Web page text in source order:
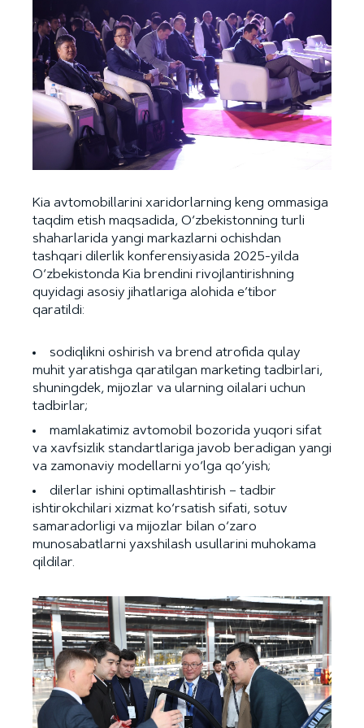
Kia avtomobillarini xaridorlarning keng ommasiga
taqdim etish maqsadida, O‘zbekistonning turli
shaharlarida yangi markazlarni ochishdan
tashqari dilerlik konferensiyasida 2025-yilda
O‘zbekistonda Kia brendini rivojlantirishning
quyidagi asosiy jihatlariga alohida e’tibor
qaratildi:
sodiqlikni oshirish va brend atrofida qulay
muhit yaratishga qaratilgan marketing tadbirlari,
shuningdek, mijozlar va ularning oilalari uchun
tadbirlar;
mamlakatimiz avtomobil bozorida yuqori sifat
va xavfsizlik standartlariga javob beradigan yangi
va zamonaviy modellarni yo‘lga qo‘yish;
dilerlar ishini optimallashtirish – tadbir
ishtirokchilari xizmat ko‘rsatish sifati, sotuv
samaradorligi va mijozlar bilan o‘zaro
munosabatlarni yaxshilash usullarini muhokama
qildilar.